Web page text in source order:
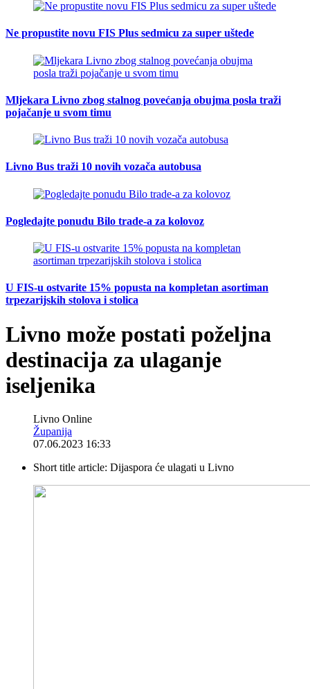
Ne propustite novu FIS Plus sedmicu za super uštede
Mljekara Livno zbog stalnog povećanja obujma posla traži
pojačanje u svom timu
Livno Bus traži 10 novih vozača autobusa
Pogledajte ponudu Bilo trade-a za kolovoz
U FIS-u ostvarite 15% popusta na kompletan asortiman
trpezarijskih stolova i stolica
Livno može postati poželjna
destinacija za ulaganje
iseljenika
Livno Online
Županija
07.06.2023 16:33
Short title article: Dijaspora će ulagati u Livno